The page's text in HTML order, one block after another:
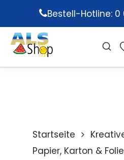
main
content
Bestell-Hotline:
Startseite
Papier, Karton & Folie